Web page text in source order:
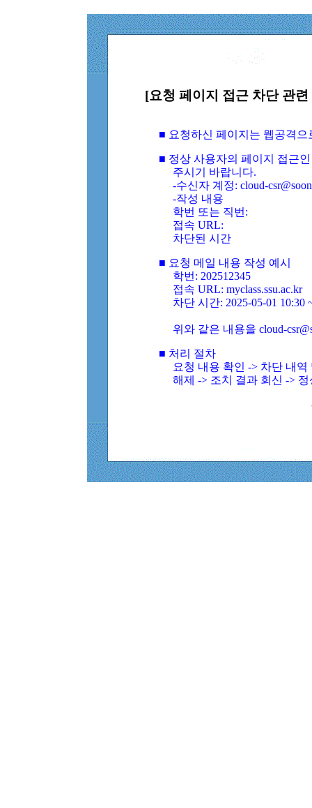
[요청 페이지 접근 차단 관
■ 요청하신 페이지는 웹공격
■ 정상 사용자의 페이지 접근
주시기 바랍니다.
-수신자 계정: cloud-
-작성 내용
학번 또는 직번:
접속 URL:
차단된 시간
■ 요청 메일 내용 작성 예시
학번: 202512345
접속 URL: myclass.ssu.ac.kr
차단 시간: 2025-05-01 10:30
위와 같은 내용을 cloud-
■ 처리 절차
요청 내용 확인 -> 차단 내
해제 -> 조치 결과 회신 ->